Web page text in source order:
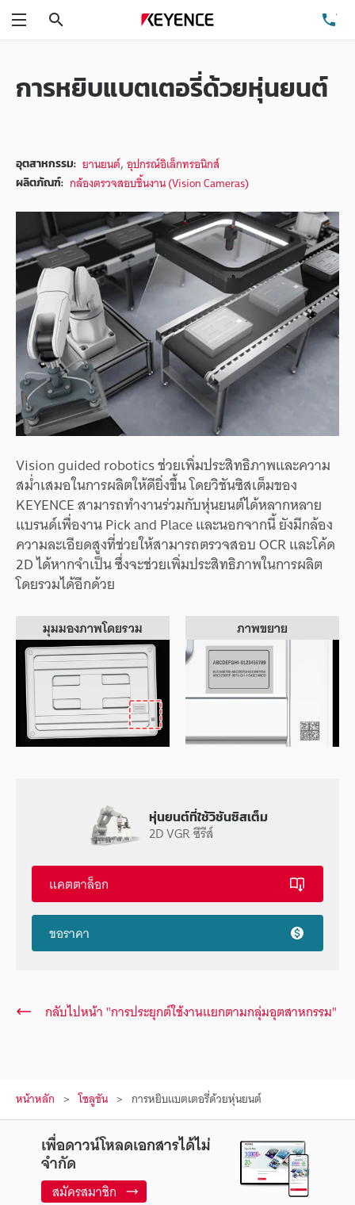
การหยิบแบตเตอรี่ด้วยหุ่นยนต์
อุตสาหกรรม: ยานยนต์, อุปกรณ์อิเล็กทรอนิกส์
ผลิตภัณฑ์: กล้องตรวจสอบชิ้นงาน (Vision Cameras)
Vision guided robotics ช่วยเพิ่มประสิทธิภาพและความ
สม่ำเสมอในการผลิตให้ดียิ่งขึ้น โดยวิชันซิสเต็มของ
KEYENCE สามารถทำงานร่วมกับหุ่นยนต์ได้หลากหลาย
แบรนด์เพื่องาน Pick and Place และนอกจากนี้ ยังมีกล้อง
ความละเอียดสูงที่ช่วยให้สามารถตรวจสอบ OCR และโค้ด
2D ได้หากจำเป็น ซึ่งจะช่วยเพิ่มประสิทธิภาพในการผลิต
โดยรวมได้อีกด้วย
มุมมองภาพโดยรวม ภาพขยาย
หุ่นยนต์ที่ใช้วิชันซิสเต็ม
2D VGR ซีรีส์
แคตตาล็อก
ขอราคา
กลับไปหน้า "การประยุกต์ใช้งานแยกตามกลุ่มอุตสาหกรรม"
หน้าหลัก โซลูชัน การหยิบแบตเตอรี่ด้วยหุ่นยนต์
เพื่อดาวน์โหลดเอกสารได้ไม่
จำกัด
สมัครสมาชิก